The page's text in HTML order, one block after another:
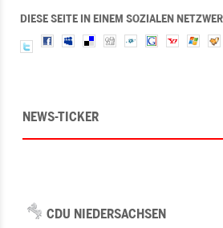
DIESE SEITE IN EINEM SOZIALEN
NEWS-TICKER
CDU NIEDERSACHSEN